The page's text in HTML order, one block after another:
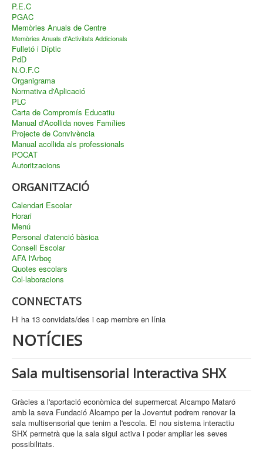
P.E.C
PGAC
Memòries Anuals de Centre
Memòries Anuals d'Activitats Addicionals
Fulletó i Díptic
PdD
N.O.F.C
Organigrama
Normativa d'Aplicació
PLC
Carta de Compromís Educatiu
Manual d'Acollida noves Famílies
Projecte de Convivència
Manual acollida als professionals
POCAT
Autoritzacions
ORGANITZACIÓ
Calendari Escolar
Horari
Menú
Personal d'atenció bàsica
Consell Escolar
AFA l'Arboç
Quotes escolars
Col·laboracions
CONNECTATS
Hi ha 13 convidats/des i cap membre en línia
NOTÍCIES
Sala multisensorial Interactiva SHX
Gràcies a l'aportació econòmica del supermercat Alcampo Mataró
amb la seva Fundació Alcampo per la Joventut podrem renovar la
sala multisensorial que tenim a l'escola. El nou sistema interactiu
SHX permetrà que la sala sigui activa i poder ampliar les seves
possibilitats.